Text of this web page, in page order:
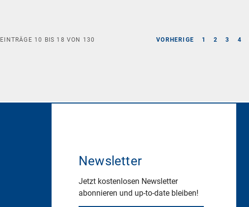
VORHERIGE 1 2 3 4
EINTRÄGE 10 BIS 18 VON 130
Newsletter
Jetzt kostenlosen Newsletter
abonnieren und up-to-date bleiben!